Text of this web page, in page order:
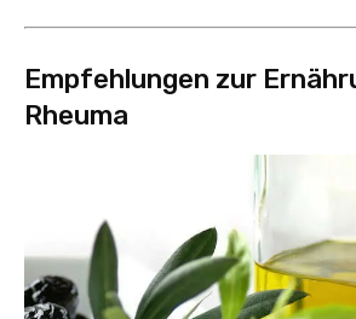
Empfehlungen zur
Rheuma